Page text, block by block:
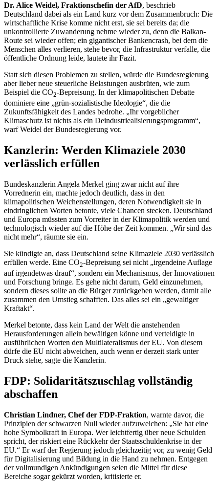
Dr. Alice Weidel, Fraktionschefin der AfD, beschrieb
Deutschland dabei als ein Land kurz vor dem Zusammenbruch: Die
wirtschaftliche Krise komme nicht erst, sie sei bereits da; die
unkontrollierte Zuwanderung nehme wieder zu, denn die Balkan-
Route sei wieder offen; ein gigantischer Bankencrash, bei dem die
Menschen alles verlieren, stehe bevor, die Infrastruktur verfalle, die
öffentliche Ordnung leide, lautete ihr Fazit.
Statt sich diesen Problemen zu stellen, würde die Bundesregierung
aber lieber neue steuerliche Belastungen ausbrüten, wie zum
Beispiel die CO2-Bepreisung. In der klimapolitischen Debatte
dominiere eine „grün-sozialistische Ideologie“, die die
Zukunftsfähigkeit des Landes bedrohe. „Ihr vorgeblicher
Klimaschutz ist nichts als ein Deindustriealisierungsprogramm“,
warf Weidel der Bundesregierung vor.
Kanzlerin: Werden Klimaziele 2030
verlässlich erfüllen
Bundeskanzlerin Angela Merkel ging zwar nicht auf ihre
Vorrednerin ein, machte jedoch deutlich, dass in den
klimapolitischen Weichenstellungen, deren Notwendigkeit sie in
eindringlichen Worten betonte, viele Chancen stecken. Deutschland
und Europa müssten zum Vorreiter in der Klimapolitik werden und
technologisch wieder auf die Höhe der Zeit kommen. „Wir sind das
nicht mehr“, räumte sie ein.
Sie kündigte an, dass Deutschland seine Klimaziele 2030 verlässlich
erfüllen werde. Eine CO2-Bepreisung sei nicht „irgendeine Auflage
auf irgendetwas drauf“, sondern ein Mechanismus, der Innovationen
und Forschung bringe. Es gehe nicht darum, Geld einzunehmen,
sondern dieses sollte an die Bürger zurückgeben werden, damit alle
zusammen den Umstieg schafften. Das alles sei ein „gewaltiger
Kraftakt“.
Merkel betonte, dass kein Land der Welt die anstehenden
Herausforderungen allein bewältigen könne und verteidigte in
ausführlichen Worten den Multilateralismus der EU. Von diesem
dürfe die EU nicht abweichen, auch wenn er derzeit stark unter
Druck stehe, sagte die Kanzlerin.
FDP: Solidaritätszuschlag vollständig
abschaffen
Christian Lindner, Chef der FDP-Fraktion, warnte davor, die
Prinzipien der schwarzen Null wieder aufzuweichen: „Sie hat eine
hohe Symbolkraft in Europa. Wer leichtfertig über neue Schulden
spricht, der riskiert eine Rückkehr der Staatsschuldenkrise in der
EU.“ Er warf der Regierung jedoch gleichzeitig vor, zu wenig Geld
für Digitalisierung und Bildung in die Hand zu nehmen. Entgegen
der vollmundigen Ankündigungen seien die Mittel für diese
Bereiche sogar gekürzt worden, kritisierte er.